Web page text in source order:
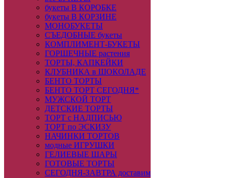
букеты В КОРОБКЕ
букеты В КОРЗИНЕ
МОНОБУКЕТЫ
СЪЕДОБНЫЕ букеты
КОМПЛИМЕНТ-БУКЕТЫ
ГОРШЕЧНЫЕ растения
ТОРТЫ, КАПКЕЙКИ
КЛУБНИКА в ШОКОЛАДЕ
БЕНТО ТОРТЫ
БЕНТО ТОРТ СЕГОДНЯ*
МУЖСКОЙ ТОРТ
ДЕТСКИЕ ТОРТЫ
ТОРТ с НАДПИСЬЮ
ТОРТ по ЭСКИЗУ
НАЧИНКИ ТОРТОВ
модные ИГРУШКИ
ГЕЛИЕВЫЕ ШАРЫ
ГОТОВЫЕ ТОРТЫ
СЕГОДНЯ-ЗАВТРА доставим